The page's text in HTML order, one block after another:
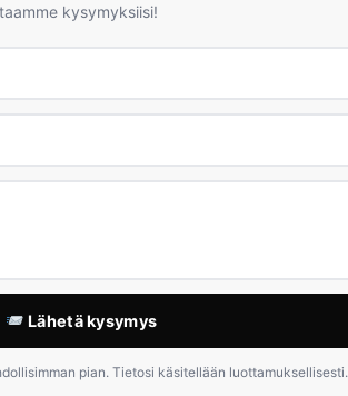
kysymyksiisi!
Lähetä kysymys
pian. Tietosi käsitellään luottamuksellisesti.